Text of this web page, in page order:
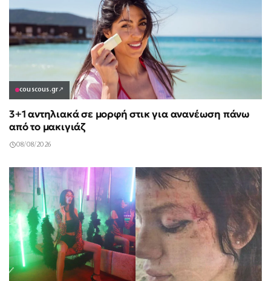
couscous.gr↗
3+1 αντηλιακά σε μορφή στικ για ανανέωση πάνω
από το μακιγιάζ
08/08/2026